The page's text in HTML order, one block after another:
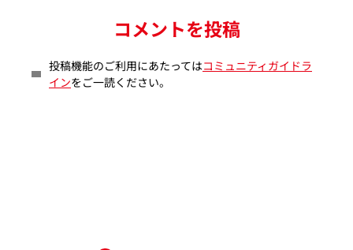
コメントを投稿
投稿機能のご利用にあたってはコミュニティガイドラ
インをご一読ください。